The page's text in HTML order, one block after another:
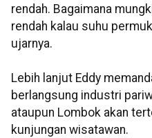
rendah. Bagaimana
rendah kalau suhu
ujarnya.
Lebih lanjut Eddy
berlangsung industri
ataupun Lombok akan
kunjungan wisatawan.